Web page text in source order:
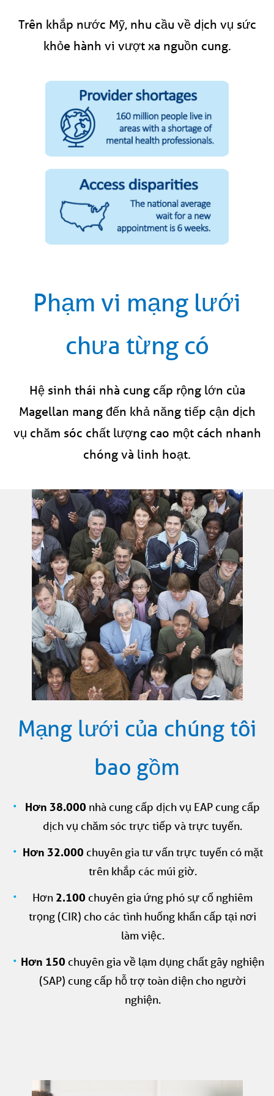
Trên khắp nước Mỹ, nhu cầu về dịch vụ sức
khỏe hành vi vượt xa nguồn cung.
Phạm vi mạng lưới
chưa từng có
Hệ sinh thái nhà cung cấp rộng lớn của
Magellan mang đến khả năng tiếp cận dịch
vụ chăm sóc chất lượng cao một cách nhanh
chóng và linh hoạt.
Mạng lưới của chúng tôi
bao gồm
Hơn 38.000 nhà cung cấp dịch vụ EAP cung cấp
dịch vụ chăm sóc trực tiếp và trực tuyến.
Hơn 32.000 chuyên gia tư vấn trực tuyến có mặt
trên khắp các múi giờ.
Hơn 2.100 chuyên gia ứng phó sự cố nghiêm
trọng (CIR) cho các tình huống khẩn cấp tại nơi
làm việc.
Hơn 150 chuyên gia về lạm dụng chất gây nghiện
(SAP) cung cấp hỗ trợ toàn diện cho người
nghiện.